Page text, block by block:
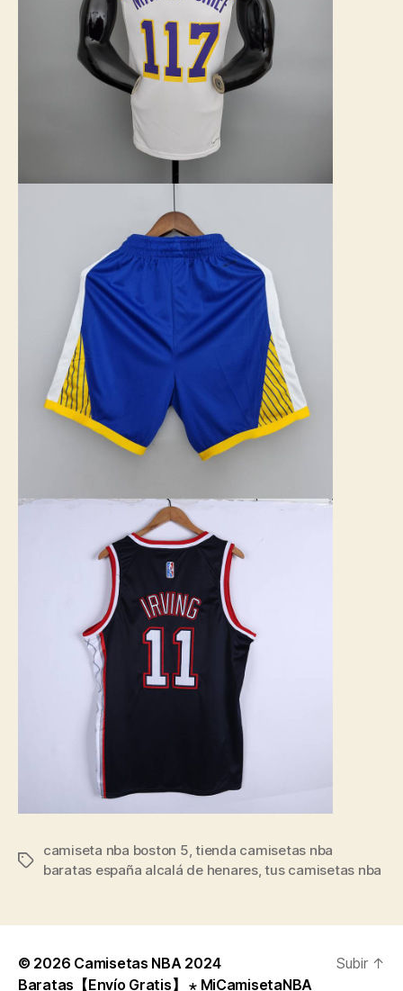
Etiquetas
camiseta nba boston 5,tienda camisetas nba
baratas españa alcalá de henares,tus camisetas nba
© 2026 Camisetas NBA 2024
Baratas【Envío Gratis】 ⋆ MiCamisetaNBA
Subir ↑